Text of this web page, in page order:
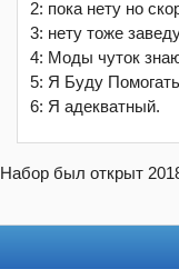
2: пока нету но
3: нету тоже
4: Моды чуток
5: Я Буду
6: Я адекватный.
Набор был открыт